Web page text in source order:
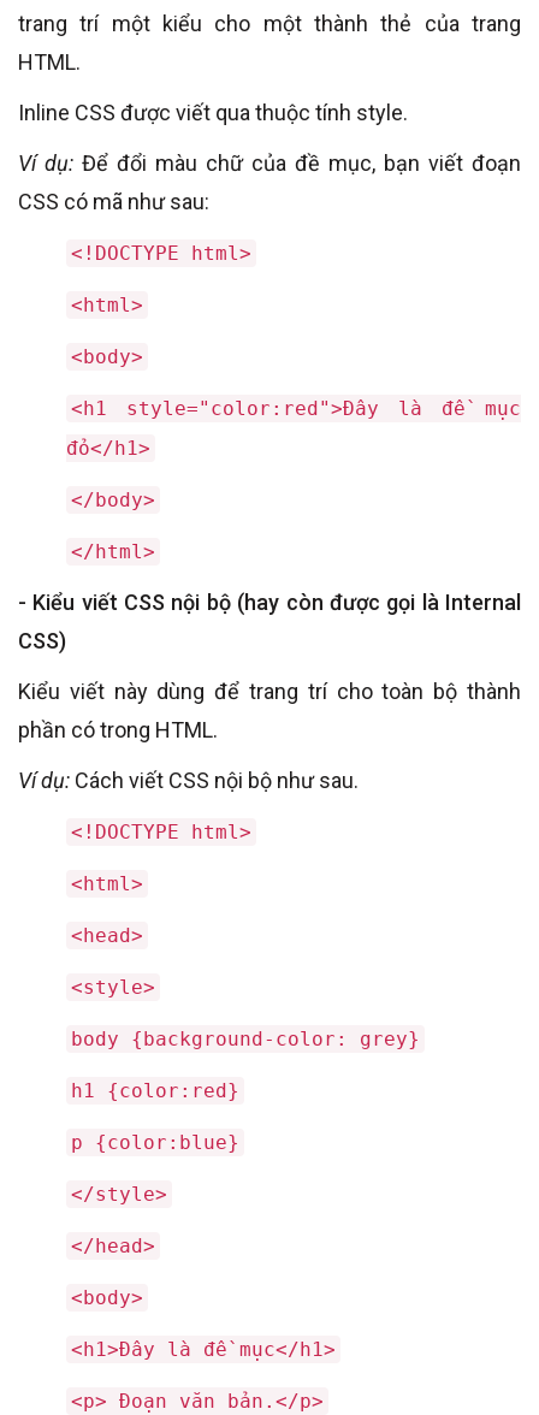
trang trí một kiểu cho một thành thẻ của trang
HTML.
Inline CSS được viết qua thuộc tính style.
Ví dụ: Để đổi màu chữ của đề mục, bạn viết đoạn
CSS có mã như sau:
<!DOCTYPE html>
<html>
<body>
<h1 style="color:red">Đây là đề mục
đỏ</h1>
</body>
</html>
- Kiểu viết CSS nội bộ (hay còn được gọi là Internal
CSS)
Kiểu viết này dùng để trang trí cho toàn bộ thành
phần có trong HTML.
Ví dụ: Cách viết CSS nội bộ như sau.
<!DOCTYPE html>
<html>
<head>
<style>
body {background-color: grey}
h1 {color:red}
p {color:blue}
</style>
</head>
<body>
<h1>Đây là đề mục</h1>
<p> Đoạn văn bản.</p>